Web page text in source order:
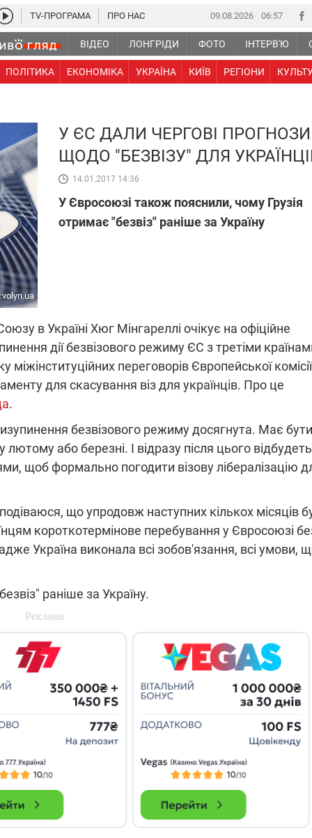
09.08.2026 06 57
ВІДЕО ЛОНГРІДИ ФОТО ІНТЕРВ'Ю
ПОЛІТИКА ЕКОНОМІКА УКРАЇНА КИЇВ РЕГІОНИ
TV-ПРОГРАМА ПРО НАС
У ЄС ДАЛИ ЧЕРГОВІ ПРОГНОЗИ
ЩОДО "БЕЗВІЗУ" ДЛЯ
14.01.2017 14:36
У Євросоюзі також пояснили, чому Грузія
отримає "безвіз" раніше за Україну
в Україні Хюг Мінгареллі очікує на офіційне
дії безвізового режиму ЄС з третіми
переговорів Європейської
для скасування віз для українців. Про це
.
безвізового режиму досягнута. Має бути
або березні. І відразу після цього
щоб формально погодити візову лібералізацію
що упродовж наступних кількох місяців
короткотермінове перебування у Євросоюзі
Україна виконала всі зобов'язання, всі умови,
раніше за Україну.
СВІТЛА В УКРАЇНІ
у чотирьох
без світла після
через аномальну
можуть повернутися
– подробиці
ПЛІВКИ МІНДІЧА: СПРАВА
ОБОРУДОК ДРУГА
взялося за колишнього
директора Енергоатому
З колишнього віцепрем'єра
Чернишова зняли електронний
браслет стеження
та
триває
передовій:
які знімають на
найгарячіших
напрямках фронту
04.12.2025 12:37
"Відправте
Вернадського на
бригада Повітряних
сил ЗСУ збирає на